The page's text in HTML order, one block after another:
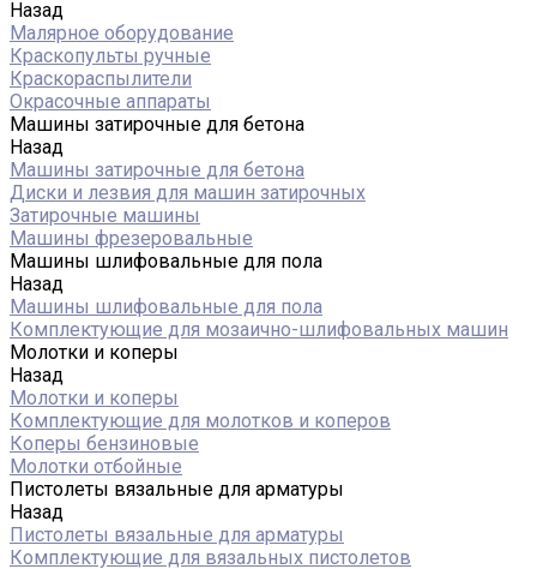
Назад
Малярное оборудование
Краскопульты ручные
Краскораспылители
Окрасочные аппараты
Машины затирочные для бетона
Назад
Машины затирочные для бетона
Диски и лезвия для машин затирочных
Затирочные машины
Машины фрезеровальные
Машины шлифовальные для пола
Назад
Машины шлифовальные для пола
Комплектующие для мозаично-шлифовальных машин
Молотки и коперы
Назад
Молотки и коперы
Комплектующие для молотков и коперов
Коперы бензиновые
Молотки отбойные
Пистолеты вязальные для арматуры
Назад
Пистолеты вязальные для арматуры
Комплектующие для вязальных пистолетов